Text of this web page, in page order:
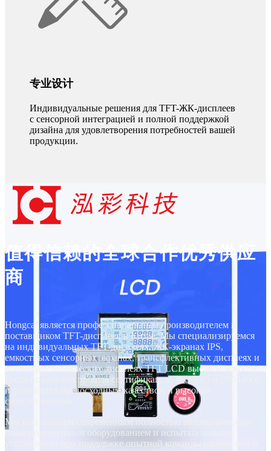
专业设计
Индивидуальные решения для TFT-ЖК-дисплеев
с сенсорной интеграцией и полной поддержкой
дизайна для удовлетворения потребностей вашей
продукции.
值得信赖的全球合作优秀供应
商
Hongcai является профессиональным производителем и
поставщиком TFT-дисплеев в Китае. Мы специализируемся
на индивидуальных TFT-дисплеях, ЖК-экранах IPS,
емкостных сенсорных экранах, трансфлективных дисплеях и
жидкокристаллических дисплеях TFT LCD высокой яркости.
Наша продукция прошла сертификацию ISO9001 и ISO14000
и отличается превосходным качеством и высокой
себестоимостью.
Мы располагаем современным полностью автоматическим
производственным оборудованием и испытательными
установками при поддержке опытной команды инженеров и